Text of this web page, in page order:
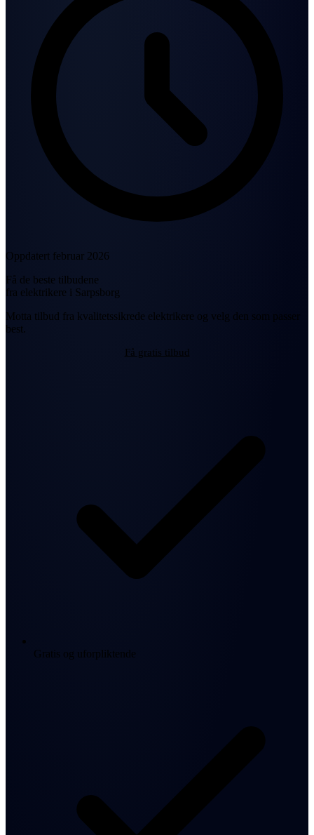
Oppdatert februar 2026
Få de beste tilbudene
fra elektrikere i Sarpsborg
Motta tilbud fra kvalitetssikrede elektrikere og velg den som passer
best.
Få gratis tilbud
Gratis og uforpliktende